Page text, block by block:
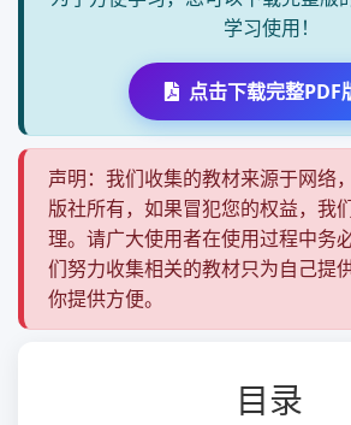
学习使用！
点击下载完整PDF
声明：我们收集的教材来源于网络
版社所有，如果冒犯您的权益，我
理。请广大使用者在使用过程中务
们努力收集相关的教材只为自己提
你提供方便。
目录